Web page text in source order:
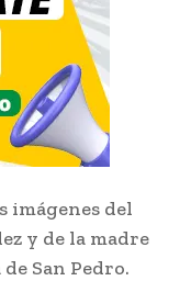
imágenes del
y de la madre
San Pedro.